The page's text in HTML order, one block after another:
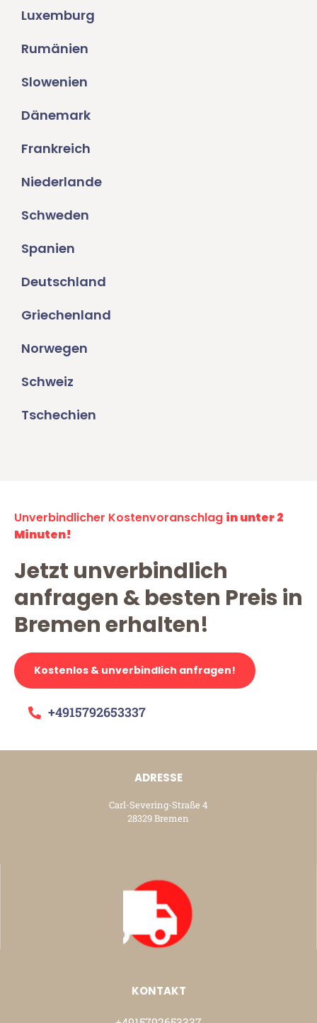
Luxemburg
Rumänien
Slowenien
Dänemark
Frankreich
Niederlande
Schweden
Spanien
Deutschland
Griechenland
Norwegen
Schweiz
Tschechien
Unverbindlicher Kostenvoranschlag in unter 2
Minuten!
Jetzt unverbindlich
anfragen & besten Preis in
Bremen erhalten!
Kostenlos & unverbindlich anfragen!
+4915792653337
ADRESSE
Carl-Severing-Straße 4
28329 Bremen
KONTAKT